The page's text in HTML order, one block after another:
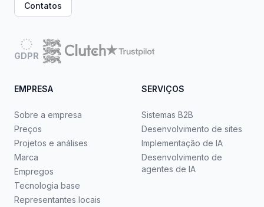
Contatos
GDPR
EMPRESA
Sobre a empresa
Preços
Projetos e análises
Marca
Empregos
Tecnologia base
Representantes locais
SERVIÇOS
Sistemas B2B
Desenvolvimento de sites
Implementação de IA
Desenvolvimento de
agentes de IA